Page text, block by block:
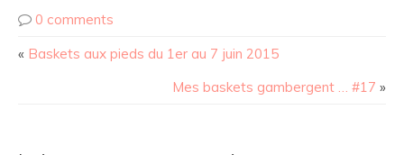
0 comments
« Baskets aux pieds du 1er au 7 juin 2015
Mes baskets gambergent … #17 »